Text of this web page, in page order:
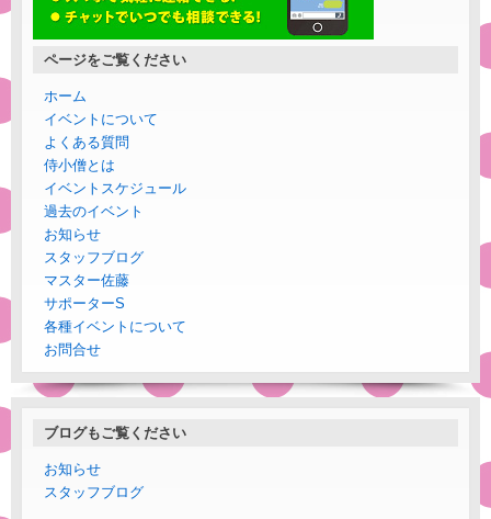
ページをご覧ください
ホーム
イベントについて
よくある質問
侍小僧とは
イベントスケジュール
過去のイベント
お知らせ
スタッフブログ
マスター佐藤
サポーターS
各種イベントについて
お問合せ
ブログもご覧ください
お知らせ
スタッフブログ